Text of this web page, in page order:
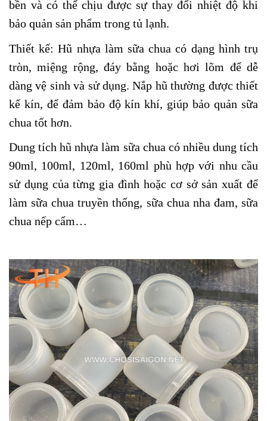
bền và có thể chịu được sự thay đổi nhiệt độ khi
bảo quản sản phẩm trong tủ lạnh.
Thiết kế: Hũ nhựa làm sữa chua có dạng hình trụ
tròn, miệng rộng, đáy bằng hoặc hơi lõm để dễ
dàng vệ sinh và sử dụng. Nắp hũ thường được thiết
kế kín, để đảm bảo độ kín khí, giúp bảo quản sữa
chua tốt hơn.
Dung tích hũ nhựa làm sữa chua có nhiều dung tích
90ml, 100ml, 120ml, 160ml phù hợp với nhu cầu
sử dụng của từng gia đình hoặc cơ sở sản xuất để
làm sữa chua truyền thống, sữa chua nha đam, sữa
chua nếp cẩm…